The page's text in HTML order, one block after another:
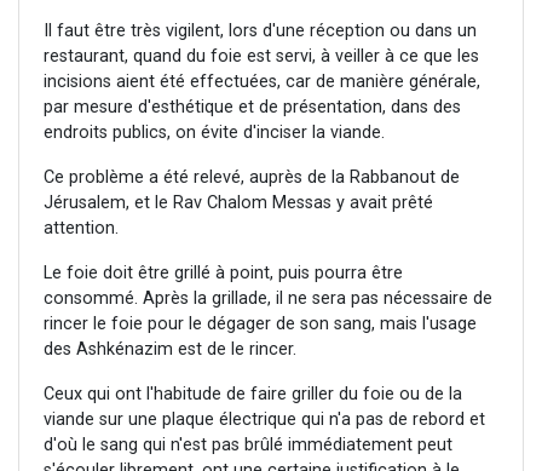
Il faut être très vigilent, lors d'une réception ou dans un
restaurant, quand du foie est servi, à veiller à ce que les
incisions aient été effectuées, car de manière générale,
par mesure d'esthétique et de présentation, dans des
endroits publics, on évite d'inciser la viande.
Ce problème a été relevé, auprès de la Rabbanout de
Jérusalem, et le Rav Chalom Messas y avait prêté
attention.
Le foie doit être grillé à point, puis pourra être
consommé. Après la grillade, il ne sera pas nécessaire de
rincer le foie pour le dégager de son sang, mais l'usage
des Ashkénazim est de le rincer.
Ceux qui ont l'habitude de faire griller du foie ou de la
viande sur une plaque électrique qui n'a pas de rebord et
d'où le sang qui n'est pas brûlé immédiatement peut